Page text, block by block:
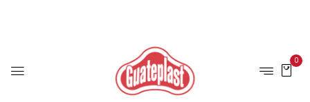
0